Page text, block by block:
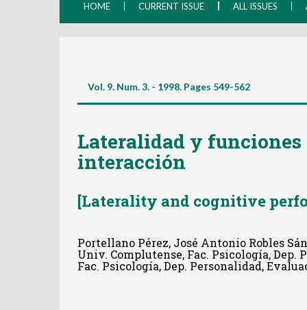
HOME CURRENT ISSUE ALL ISSUES
Vol. 9. Num. 3. - 1998. Pages 549-562
Lateralidad y
interacción
[Laterality and cognitive
Portellano Pérez, José Antonio Robles
Univ. Complutense, Fac. Psicología,
Fac. Psicología, Dep. Personalidad,